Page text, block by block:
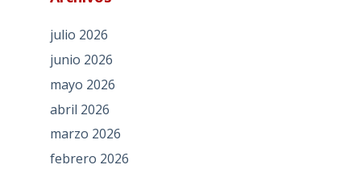
julio 2026
junio 2026
mayo 2026
abril 2026
marzo 2026
febrero 2026